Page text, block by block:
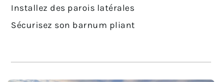
Installez des parois latérales
Sécurisez son barnum pliant